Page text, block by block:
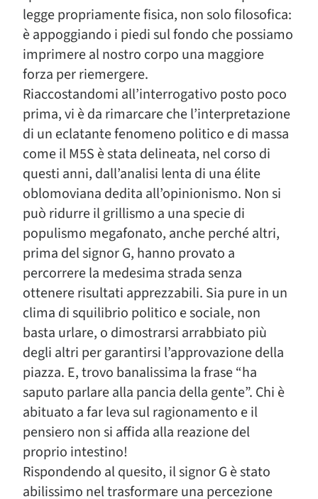
legge propriamente fisica, non solo filosofica:
è appoggiando i piedi sul fondo che possiamo
imprimere al nostro corpo una maggiore
forza per riemergere.
Riaccostandomi all’interrogativo posto poco
prima, vi è da rimarcare che l’interpretazione
di un eclatante fenomeno politico e di massa
come il M5S è stata delineata, nel corso di
questi anni, dall’analisi lenta di una élite
oblomoviana dedita all’opinionismo. Non si
può ridurre il grillismo a una specie di
populismo megafonato, anche perché altri,
prima del signor G, hanno provato a
percorrere la medesima strada senza
ottenere risultati apprezzabili. Sia pure in un
clima di squilibrio politico e sociale, non
basta urlare, o dimostrarsi arrabbiato più
degli altri per garantirsi l’approvazione della
piazza. E, trovo banalissima la frase “ha
saputo parlare alla pancia della gente”. Chi è
abituato a far leva sul ragionamento e il
pensiero non si affida alla reazione del
proprio intestino!
Rispondendo al quesito, il signor G è stato
abilissimo nel trasformare una percezione